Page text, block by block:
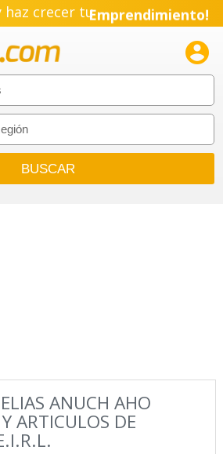
haz crecer tuEmprendimiento!

ANUCH AHO
ARTICULOS DE